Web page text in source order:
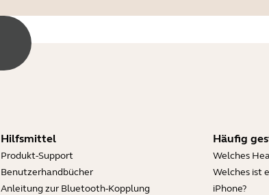
Hilfsmittel
Produkt-Support
Benutzerhandbücher
Anleitung zur Bluetooth-Kopplung
Häufig
Welches
Welches ist
iPhone?